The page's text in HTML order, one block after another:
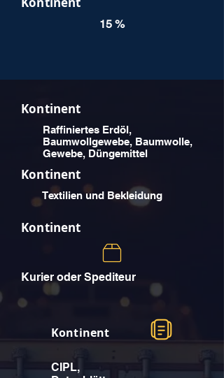
15 %
Kontinent
Raffiniertes Erdöl,
Baumwollgewebe, Baumwolle,
Gewebe, Düngemittel
Kontinent
Textilien und Bekleidung
Kontinent
Kurier oder Spediteur
Kontinent
CIPL,